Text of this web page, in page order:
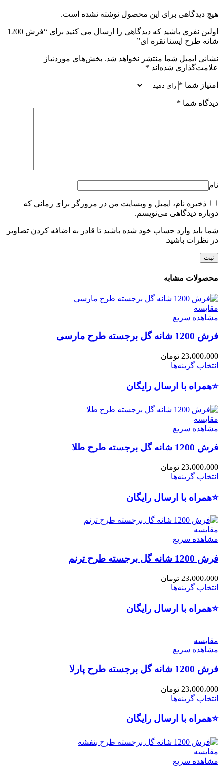
هیچ دیدگاهی برای این محصول نوشته نشده است.
اولین نفری باشید که دیدگاهی را ارسال می کنید برای “فرش 1200
شانه طرح ایسنا نقره ای”
نشانی ایمیل شما منتشر نخواهد شد. بخش‌های موردنیاز
علامت‌گذاری شده‌اند *
امتیاز شما *
دیدگاه شما *
نام
ذخیره نام، ایمیل و وبسایت من در مرورگر برای زمانی که
دوباره دیدگاهی می‌نویسم.
شما باید وارد حساب خود شده باشید تا قادر به اضافه کردن تصاویر
در نظرات باشید.
محصولات مشابه
مقایسه
مشاهده سریع
فرش 1200 شانه گل برجسته طرح مارسی
23،000،000 تومان
انتخاب گزینه‌ها
⭐همراه با ارسال رایگان
مقایسه
مشاهده سریع
فرش 1200 شانه گل برجسته طرح طلا
23،000،000 تومان
انتخاب گزینه‌ها
⭐همراه با ارسال رایگان
مقایسه
مشاهده سریع
فرش 1200 شانه گل برجسته طرح ترنم
23،000،000 تومان
انتخاب گزینه‌ها
⭐همراه با ارسال رایگان
مقایسه
مشاهده سریع
فرش 1200 شانه گل برجسته طرح پارلا
23،000،000 تومان
انتخاب گزینه‌ها
⭐همراه با ارسال رایگان
مقایسه
مشاهده سریع